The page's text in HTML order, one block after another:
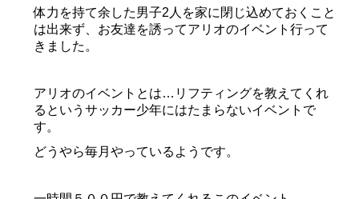
体力を持て余した男子2人を家に閉じ込めておくこと
は出来ず、お友達を誘ってアリオのイベント行って
きました。
アリオのイベントとは…リフティングを教えてくれ
るというサッカー少年にはたまらないイベントで
す。
どうやら毎月やっているようです。